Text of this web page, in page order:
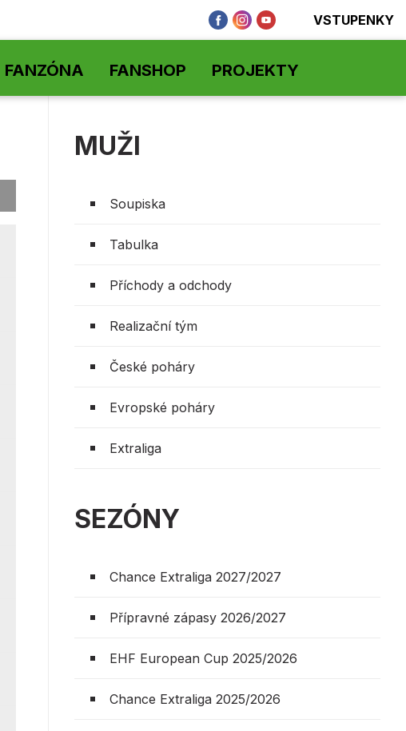
VSTUPENKY
FANZÓNA FANSHOP PROJEKTY
MUŽI
Soupiska
Tabulka
Příchody a odchody
Realizační tým
České poháry
Evropské poháry
Extraliga
SEZÓNY
Chance Extraliga 2027/2027
Přípravné zápasy 2026/2027
EHF European Cup 2025/2026
Chance Extraliga 2025/2026